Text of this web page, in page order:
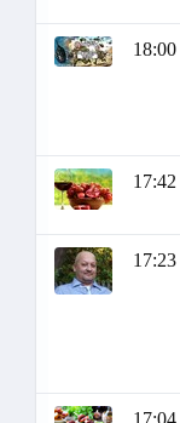
18:00
17:42
17:23